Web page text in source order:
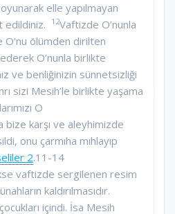
elle yapılmayan
edildiniz.
12Vaftizde O’nunla
ölümden dirilten
ederek O’nunla birlikte
ve benliğinizin sünnetsizliği
sizi Mesih’le birlikte yaşama
O
bize karşı ve aleyhimizde
onu çarmıha mıhlayıp
2.11-14
vaftizde sergilenen resim
kaldırılmasıdır.
içindi. İsa Mesih